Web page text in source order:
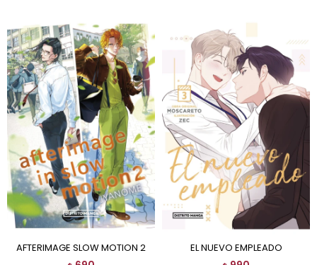
AFTERIMAGE SLOW MOTION 2 EL NUEVO EMPLEADO